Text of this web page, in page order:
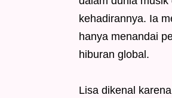
kehadirannya. Ia
hanya menandai
hiburan global.
Lisa dikenal